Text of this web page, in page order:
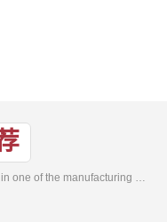
Development, design, production and sales in one of the manufacturing enterprises